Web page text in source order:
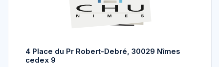
4 Place du Pr Robert-Debré, 30029 Nîmes
cedex 9